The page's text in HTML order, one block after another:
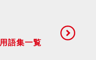
用語集一覧